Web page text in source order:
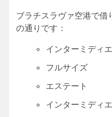
ブラチスラヴァ空港で借
の通りです：
インターミディ
フルサイズ
エステート
インターミディ